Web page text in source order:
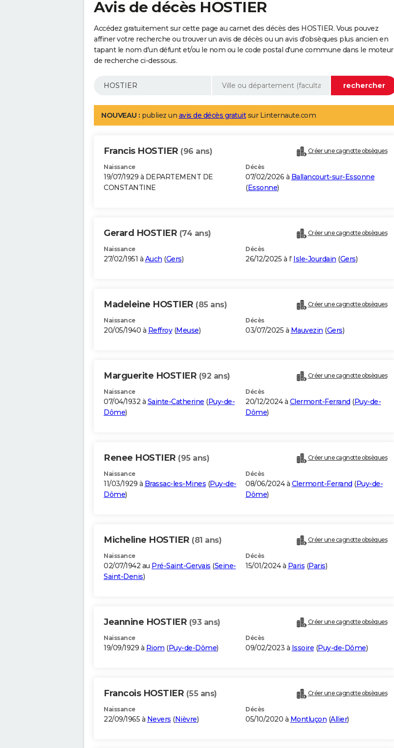
Avis de décès HOSTIER
Accédez gratuitement sur cette page au carnet des décès des HOSTIER. Vous pouvez
affiner votre recherche ou trouver un avis de décès ou un avis d'obsèques plus ancien en
tapant le nom d'un défunt et/ou le nom ou le code postal d'une commune dans le moteur
de recherche ci-dessous.
NOUVEAU : publiez un avis de décès gratuitsur Linternaute.com
Francis HOSTIER (96 ans) Créer une cagnotte obsèques
Naissance
19/07/1929 à DEPARTEMENT DE
CONSTANTINE
Décès
07/02/2026 à Ballancourt-sur-Essonne
(Essonne)
Gerard HOSTIER (74 ans) Créer une cagnotte obsèques
Naissance
27/02/1951 à Auch (Gers)
Décès
26/12/2025 à l' Isle-Jourdain (Gers)
Madeleine HOSTIER (85 ans) Créer une cagnotte obsèques
Naissance
20/05/1940 à Reffroy(Meuse)
Décès
03/07/2025 à Mauvezin (Gers)
Marguerite HOSTIER (92 ans) Créer une cagnotte obsèques
Naissance
07/04/1932 à Sainte-Catherine (Puy-de-
Dôme)
Décès
20/12/2024 à Clermont-Ferrand (Puy-de-
Dôme)
Renee HOSTIER (95 ans) Créer une cagnotte obsèques
Naissance
11/03/1929 à Brassac-les-Mines (Puy-de-
Dôme)
Décès
08/06/2024 à Clermont-Ferrand (Puy-de-
Dôme)
Micheline HOSTIER (81 ans) Créer une cagnotte obsèques
Naissance
02/07/1942 au Pré-Saint-Gervais (Seine-
Saint-Denis)
Décès
15/01/2024 à Paris (Paris)
Jeannine HOSTIER (93 ans) Créer une cagnotte obsèques
Naissance
19/09/1929 à Riom (Puy-de-Dôme)
Décès
09/02/2023 à Issoire (Puy-de-Dôme)
Francois HOSTIER (55 ans) Créer une cagnotte obsèques
Naissance
22/09/1965 à Nevers (Nièvre)
Décès
05/10/2020 à Montluçon (Allier)